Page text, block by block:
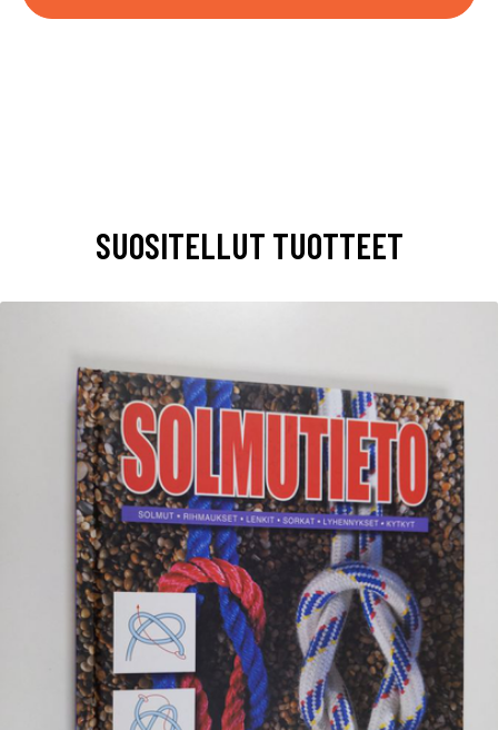
SUOSITELLUT TUOTTEET